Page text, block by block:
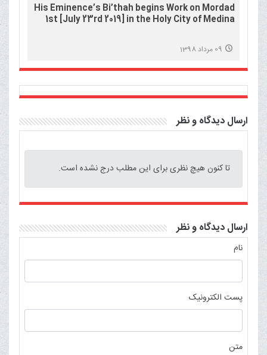
His Eminence’s Bi’thah begins Work on Mordad
1st [July 23rd 2019] in the Holy City of Medina
09 مرداد 1398
ارسال دیدگاه و نظر
تا کنون هیچ نظری برای این مطلب درج نشده است.
ارسال دیدگاه و نظر
نام
پست الکترونیک
متن